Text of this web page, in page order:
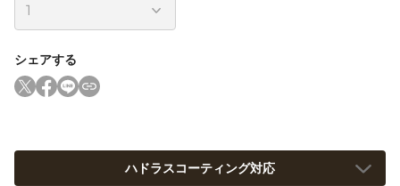
シェアする
ハドラスコーティング対応